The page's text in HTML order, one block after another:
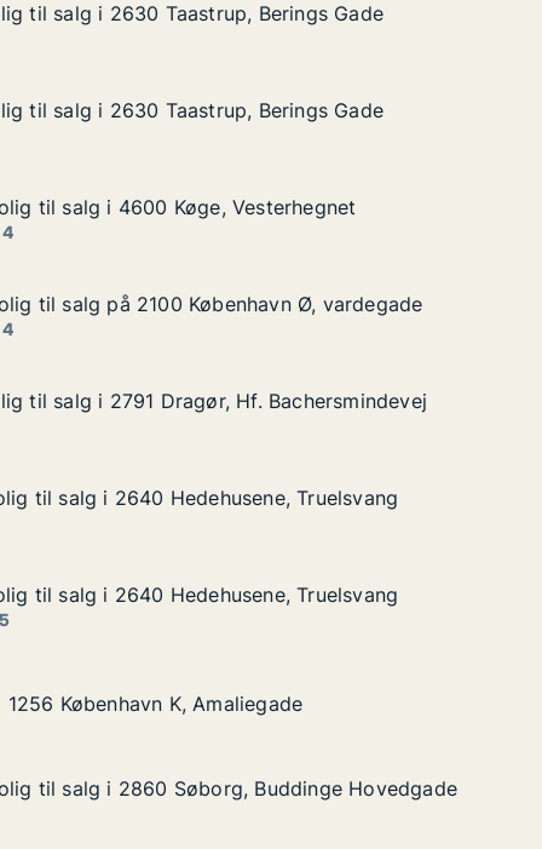
Gade
Taastrup, Berings Gade
til salg i 2630 Taastrup, Berings Gade
til salg i 2630 Taastrup, Berings Gade
Gade
Taastrup, Berings Gade
til salg i 2630 Taastrup, Berings Gade
til salg i 2630 Taastrup, Berings Gade
4600 Køge, Vesterhegnet
til salg i 4600 Køge, Vesterhegnet
til salg i 4600 Køge, Vesterhegnet
Ø, vardegade
2100 København Ø, vardegade
til salg på 2100 København Ø, vardegade
til salg på 2100 København Ø, vardegade
Dragør, Hf. Bachersmindevej
til salg i 2791 Dragør, Hf. Bachersmindevej
til salg i 2791 Dragør, Hf. Bachersmindevej
Truelsvang
2640 Hedehusene, Truelsvang
til salg i 2640 Hedehusene, Truelsvang
til salg i 2640 Hedehusene, Truelsvang
Truelsvang
2640 Hedehusene, Truelsvang
til salg i 2640 Hedehusene, Truelsvang
til salg i 2640 Hedehusene, Truelsvang
K, Amaliegade
København K, Amaliegade
København K, Amaliegade
Hovedgade
2860 Søborg, Buddinge Hovedgade
til salg i 2860 Søborg, Buddinge Hovedgade
til salg i 2860 Søborg, Buddinge Hovedgade